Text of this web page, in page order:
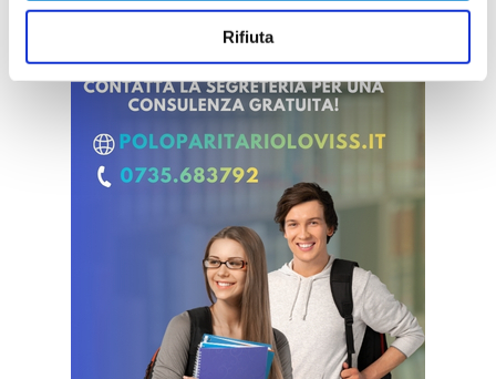
Rifiuta